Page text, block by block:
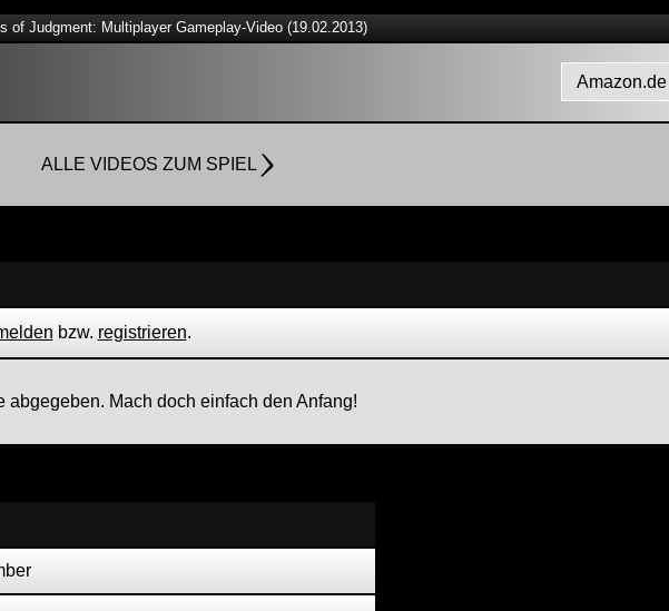
of Judgment: Multiplayer Gameplay-Video (19.02.2013)
Amazon.de
ALLE VIDEOS ZUM SPIEL
bzw. registrieren.
abgegeben. Mach doch einfach den Anfang!